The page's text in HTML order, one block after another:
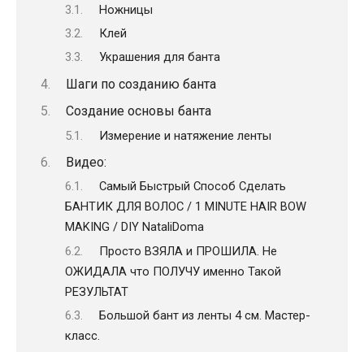
Ножницы
Клей
Украшения для банта
Шаги по созданию банта
Создание основы банта
Измерение и натяжение ленты
Видео:
Самый Быстрый Способ Сделать
БАНТИК ДЛЯ ВОЛОС / 1 MINUTE HAIR BOW
MAKING / DIY NataliDoma
Просто ВЗЯЛА и ПРОШИЛА. Не
ОЖИДАЛА что ПОЛУЧУ именно Такой
РЕЗУЛЬТАТ
Большой бант из ленты 4 см. Мастер-
класс.